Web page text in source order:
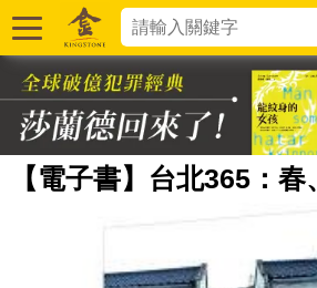
【電子書】台北365：春